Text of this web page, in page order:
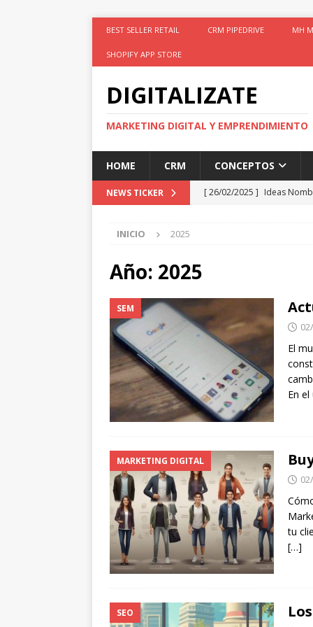
BEST SELLER RETAIL CRM PIPEDRIVE MH
SHOPIFY APP STORE
DIGITALIZATE
MARKETING DIGITAL Y EMPRENDIMIENTO
HOME CRM CONCEPTOS
NEWS TICKER [ 26/02/2025 ] Ideas
INICIO 2025
Año: 2025
SEM
El
En
MARKETING DIGITAL
tu
[…]
SEO